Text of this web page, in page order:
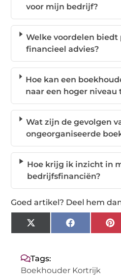
voor mijn bedrijf?
Welke voordelen biedt
financieel advies?
Hoe kan een
naar een hoger niveau
Wat zijn de gevolgen
ongeorganiseerde
Hoe krijg ik inzicht in
bedrijfsfinanciën?
Goed artikel? Deel hem
X
(Twitter)
Facebook
Tags:
Boekhouder Kortrijk